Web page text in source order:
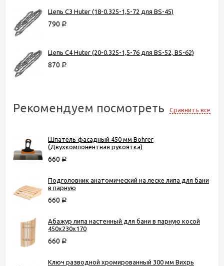
Цепь C3 Huter (18-0.325-1,5-72 для BS-45)
790 Р
Цепь C4 Huter (20-0.325-1,5-76 для BS-52, BS-62)
870 Р
Рекомендуем посмотреть Сравнить все
Шпатель фасадный 450 мм Bohrer
(Двухкомпонентная рукоятка)
660 Р
Подголовник анатомический на леске липа для бани
в парную
660 Р
Абажур липа настенный для бани в парную косой
450х230х170
660 Р
Ключ разводной хромированный 300 мм Вихрь